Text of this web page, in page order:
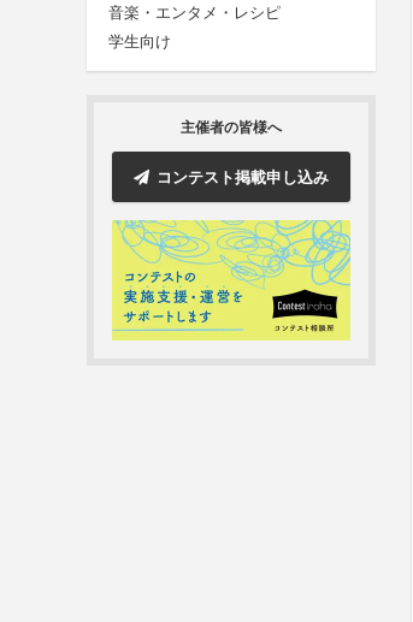
音楽・エンタメ・レシピ
学生向け
主催者の皆様へ
コンテスト掲載申し込み